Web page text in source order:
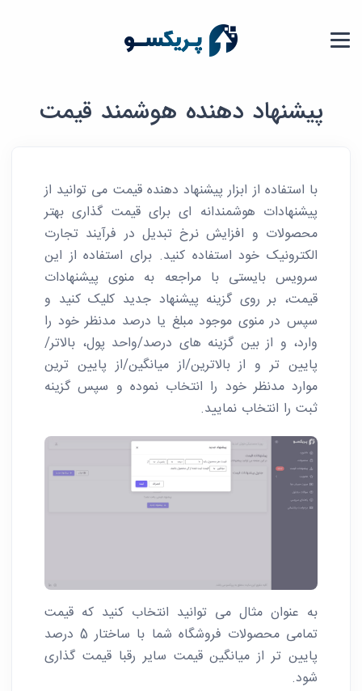
پیشنهاد دهنده هوشمند قیمت
با استفاده از ابزار پیشنهاد دهنده قیمت می توانید از
پیشنهادات هوشمندانه ای برای قیمت گذاری بهتر
محصولات و افزایش نرخ تبدیل در فرآیند تجارت
الکترونیک خود استفاده کنید. برای استفاده از این
سرویس بایستی با مراجعه به منوی پیشنهادات
قیمت، بر روی گزینه پیشنهاد جدید کلیک کنید و
سپس در منوی موجود مبلغ یا درصد مدنظر خود را
وارد، و از بین گزینه های درصد/واحد پول، بالاتر/
پایین تر و از بالاترین/از میانگین/از پایین ترین
موارد مدنظر خود را انتخاب نموده و سپس گزینه
ثبت را انتخاب نمایید.
به عنوان مثال می توانید انتخاب کنید که قیمت
تمامی محصولات فروشگاه شما با ساختار 5 درصد
پایین تر از میانگین قیمت سایر رقبا قیمت گذاری
شود.